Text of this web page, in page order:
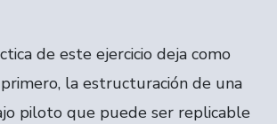
de este ejercicio deja como
la estructuración de una
piloto que puede ser replicable